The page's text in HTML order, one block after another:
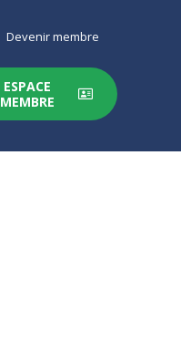
Devenir membre
ESPACE
MEMBRE